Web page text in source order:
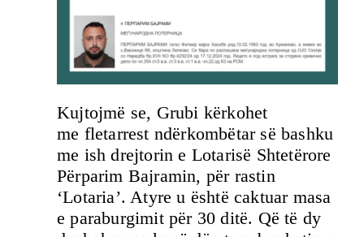
Kujtojmë se, Grubi kërkohet
me fletarrest ndërkombëtar së bashku
me ish drejtorin e Lotarisë Shtetërore
Përparim Bajramin, për rastin
‘Lotaria’. Atyre u është caktuar masa
e paraburgimit për 30 ditë. Që të dy